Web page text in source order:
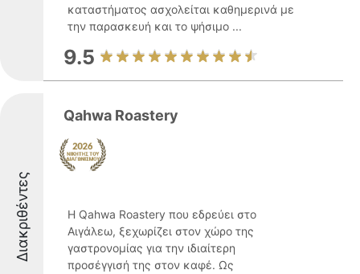
καταστήματος ασχολείται καθημερινά με
την παρασκευή και το ψήσιμο ...
9.5
Διακριθέντες
Qahwa Roastery
Η Qahwa Roastery που εδρεύει στο
Αιγάλεω, ξεχωρίζει στον χώρο της
γαστρονομίας για την ιδιαίτερη
προσέγγισή της στον καφέ. Ως